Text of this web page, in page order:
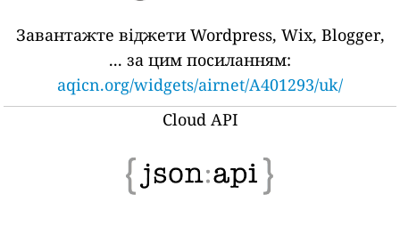
Завантажте віджети Wordpress, Wix, Blogger,
... за цим посиланням:
aqicn.org/widgets/airnet/A401293/uk/
Cloud API